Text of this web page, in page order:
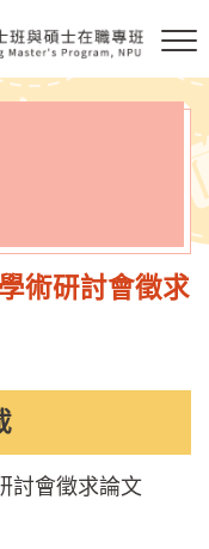
術研討會徵求
討會徵求論文